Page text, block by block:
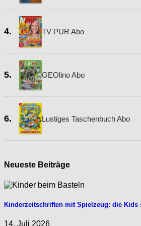
4. TV PUR Abo
5. GEOlino Abo
6. Lustiges Taschenbuch Abo
Neueste Beiträge
Kinderzeitschriften mit Spielzeug: die
14. Juli 2026